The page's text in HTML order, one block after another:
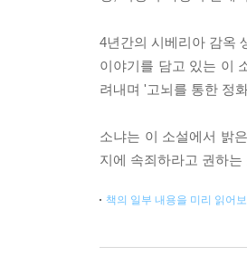
4년간의 시베리아 감옥
이야기를 담고 있는 이
려내며 '고뇌를 통한 정
소냐는 이 소설에서 밝
지에 속죄하라고 권하
책의 일부 내용을 미리 읽어